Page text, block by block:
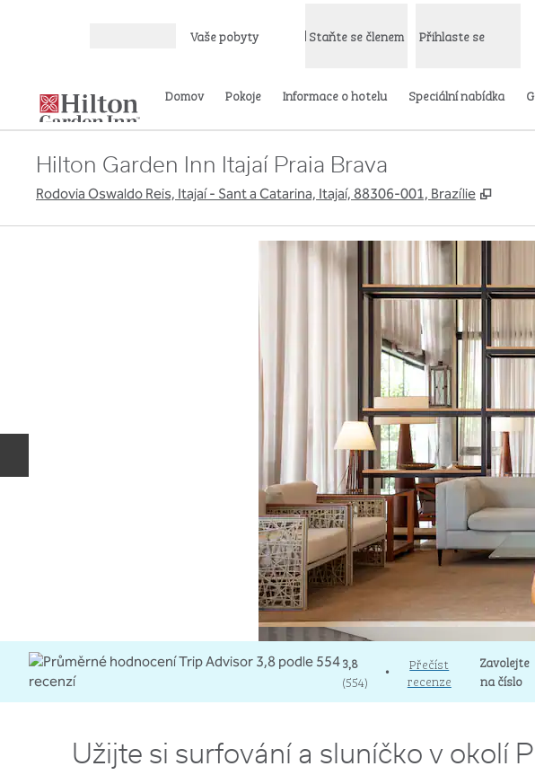
Vaše pobyty Staňte se členem Přihlaste se
Domov Pokoje Informace o hotelu Speciální nabídka
Hilton Garden Inn Itajaí Praia Brava
Rodovia Oswaldo Reis, Itajaí - Sant a Catarina, Itajaí, 88306-001, Brazílie ,
3,8
(554)
•
Přečíst
recenze
Zavolejte
na číslo
Volejte
Užijte si surfování a sluníčko v okolí